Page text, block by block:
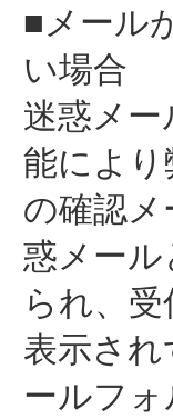
■メール
い場合
迷惑メー
能によ
の確認
惑メー
られ、
表示さ
ールフ